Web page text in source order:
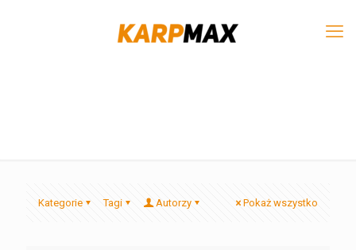
Kategorie Tagi Autorzy Pokaż wszystko